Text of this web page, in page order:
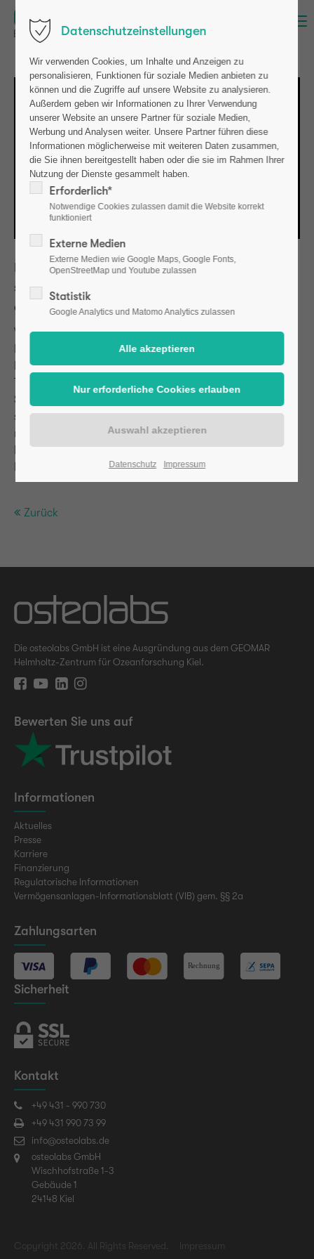
Neue Räumlichkeiten werden im Beisein des
schleswig-holsteinischen Wirtschaftsministers
eröffnet
Wie Wirtschafts- und Technologieminister Dr. Bernd
Buchholz sagte, sei osteolabs „ein wunderschönes
Beispiel für erfolgreichen und kreativen
Technologietransfer in Schleswig-Holstein“. An der
Schnittstelle von Meeresforschung im GEOMAR und dem
starken Life Science-Wissen in Norddeutschland seien
marktreife Ideen für den Einsatz in der medizinischen
Diagnostik entstanden, die nun auch international erste
Zurück
Die osteolabs GmbH ist eine Ausgründung aus dem GEOMAR
Helmholtz-Zentrum für Ozeanforschung Kiel.
Bewerten Sie uns auf
Informationen
Aktuelles
Presse
Karriere
Finanzierung
Regulatorische Informationen
Vermögensanlagen-Informationsblatt (VIB) gem. §§ 2a
Zahlungsarten
Sicherheit
Kontakt
+49 431 - 990 730
+49 431 990 73 99
info@osteolabs.de
osteolabs GmbH
Wischhofstraße 1-3
Gebäude 1
24148 Kiel
Copyright 2026. All Rights Reserved.
Impressum
Datenschutzeinstellungen
Wir verwenden Cookies, um Inhalte und Anzeigen zu
personalisieren, Funktionen für soziale Medien anbieten zu
können und die Zugriffe auf unsere Website zu analysieren.
Außerdem geben wir Informationen zu Ihrer Verwendung
unserer Website an unsere Partner für soziale Medien,
Werbung und Analysen weiter. Unsere Partner führen diese
Informationen möglicherweise mit weiteren Daten zusammen,
die Sie ihnen bereitgestellt haben oder die sie im Rahmen Ihrer
Nutzung der Dienste gesammelt haben.
Erforderlich*
Notwendige Cookies zulassen damit die Website korrekt
funktioniert
Externe Medien
Externe Medien wie Google Maps, Google Fonts,
OpenStreetMap und Youtube zulassen
Statistik
Google Analytics und Matomo Analytics zulassen
Datenschutz Impressum